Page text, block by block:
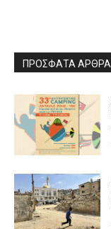
ΠΡΌΣΦΑΤΑ ΆΡΘΡΑ